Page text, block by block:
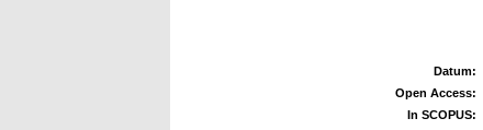
Datum:
Open Access:
In SCOPUS: